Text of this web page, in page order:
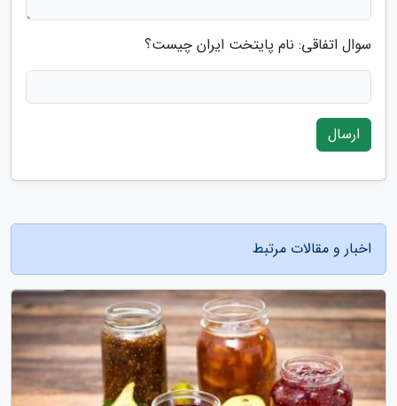
سوال اتفاقی: نام پایتخت ایران چیست؟
ارسال
اخبار و مقالات مرتبط